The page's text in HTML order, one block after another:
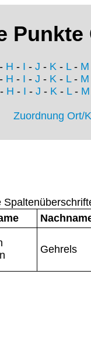
- H - I - J - K - L- M
- H - I - J - K - L- M
- H - I - J - K- L- M
Zuordnung Ort/
Gehrels